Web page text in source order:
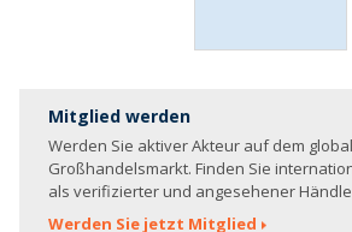
Mitglied werden
Werden Sie aktiver Akteur auf dem
Großhandelsmarkt. Finden Sie
als verifizierter und angesehener
Werden Sie jetzt Mitglied